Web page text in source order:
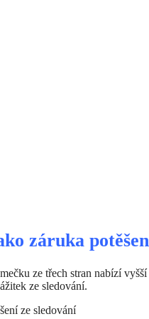
záruka
ze třech stran nabízí
ze sledování.